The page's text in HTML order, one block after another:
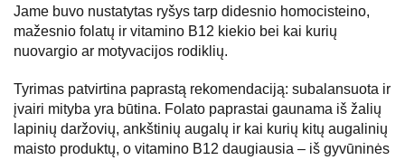
Jame buvo nustatytas ryšys tarp didesnio homocisteino,
mažesnio folatų ir vitamino B12 kiekio bei kai kurių
nuovargio ar motyvacijos rodiklių.
Tyrimas patvirtina paprastą rekomendaciją: subalansuota ir
įvairi mityba yra būtina. Folato paprastai gaunama iš žalių
lapinių daržovių, ankštinių augalų ir kai kurių kitų augalinių
maisto produktų, o vitamino B12 daugiausia – iš gyvūninės